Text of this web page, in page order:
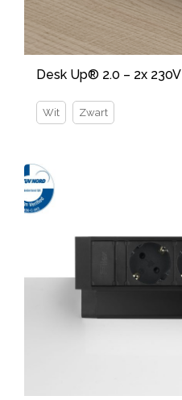
Desk Up® 2.0 – 2x 230V
Wit Zwart